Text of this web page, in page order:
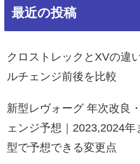
最近の投稿
クロストレックとXVの違
ルチェンジ前後を比較
新型レヴォーグ 年次改良
ェンジ予想｜2023,2024年
型で予想できる変更点